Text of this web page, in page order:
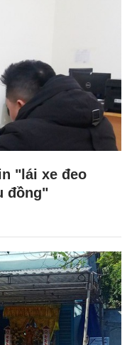
"lái xe đeo
đồng"